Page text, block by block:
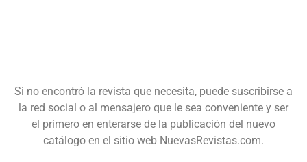
Si no encontró la revista que necesita, puede suscribirse a
la red social o al mensajero que le sea conveniente y ser
el primero en enterarse de la publicación del nuevo
catálogo en el sitio web NuevasRevistas.com.